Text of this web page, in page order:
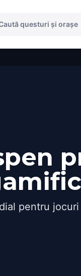
pentru